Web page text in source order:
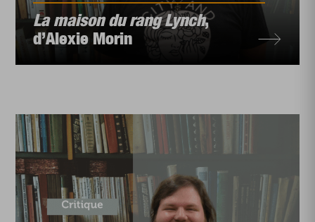
La maison du rang Lynch,
d’Alexie Morin